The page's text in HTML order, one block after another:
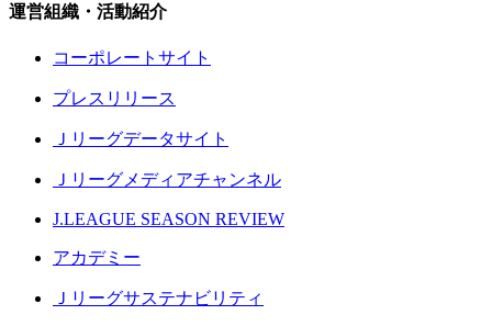
運営組織・活動紹介
コーポレートサイト
プレスリリース
Ｊリーグデータサイト
Ｊリーグメディアチャンネル
J.LEAGUE SEASON REVIEW
アカデミー
Ｊリーグサステナビリティ